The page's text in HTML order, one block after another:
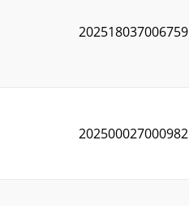
202518037006759
202500027000982